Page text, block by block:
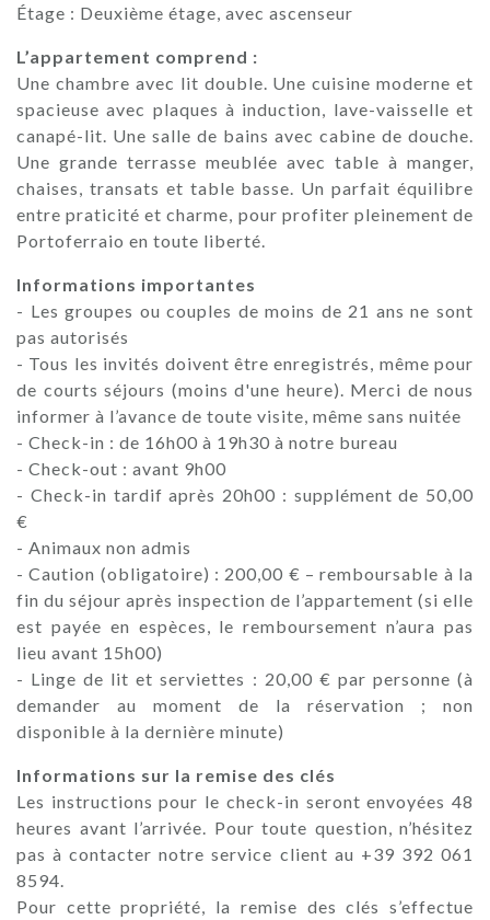
Étage : Deuxième étage, avec ascenseur
L’appartement comprend :
Une chambre avec lit double. Une cuisine moderne et
spacieuse avec plaques à induction, lave-vaisselle et
canapé-lit. Une salle de bains avec cabine de douche.
Une grande terrasse meublée avec table à manger,
chaises, transats et table basse. Un parfait équilibre
entre praticité et charme, pour profiter pleinement de
Portoferraio en toute liberté.
Informations importantes
- Les groupes ou couples de moins de 21 ans ne sont
pas autorisés
- Tous les invités doivent être enregistrés, même pour
de courts séjours (moins d'une heure). Merci de nous
informer à l’avance de toute visite, même sans nuitée
- Check-in : de 16h00 à 19h30 à notre bureau
- Check-out : avant 9h00
- Check-in tardif après 20h00 : supplément de 50,00
€
- Animaux non admis
- Caution (obligatoire) : 200,00 € – remboursable à la
fin du séjour après inspection de l’appartement (si elle
est payée en espèces, le remboursement n’aura pas
lieu avant 15h00)
- Linge de lit et serviettes : 20,00 € par personne (à
demander au moment de la réservation ; non
disponible à la dernière minute)
Informations sur la remise des clés
Les instructions pour le check-in seront envoyées 48
heures avant l’arrivée. Pour toute question, n’hésitez
pas à contacter notre service client au +39 392 061
8594.
Pour cette propriété, la remise des clés s’effectue